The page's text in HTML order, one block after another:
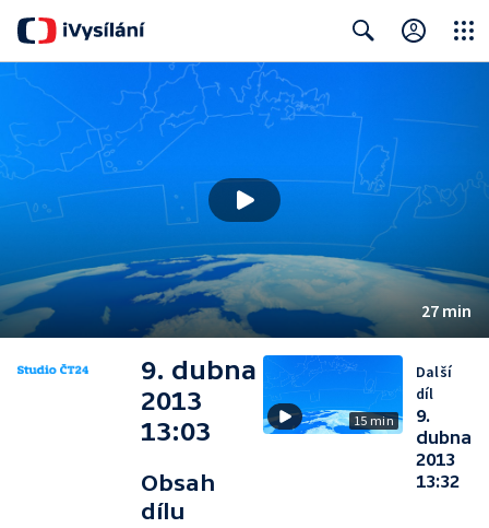
27 min
9. dubna
2013
13:03
Obsah
dílu
15 min
Další
díl
9.
dubna
2013
13:32